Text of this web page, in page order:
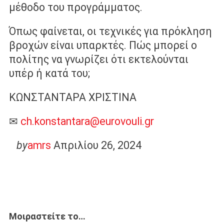
μέθοδο του προγράμματος.
Όπως φαίνεται, οι τεχνικές για πρόκληση
βροχών είναι υπαρκτές. Πώς μπορεί ο
πολίτης να γνωρίζει ότι εκτελούνται
υπέρ ή κατά του;
ΚΩΝΣΤΑΝΤΑΡΑ ΧΡΙΣΤΙΝΑ
✉ ch.konstantara@eurovouli.gr
byamrs Απριλίου 26, 2024
Μοιραστείτε το…